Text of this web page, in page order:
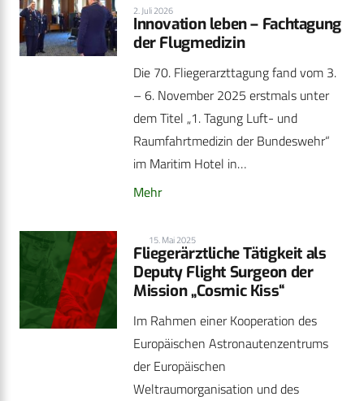
2. Juli 2026
Innovation leben – Fachtagung
der Flugmedizin
Die 70. Fliegerarzttagung fand vom 3.
– 6. November 2025 erstmals unter
dem Titel „1. Tagung Luft- und
Raumfahrtmedizin der Bundeswehr“
im Maritim Hotel in…
Mehr
15. Mai 2025
Fliegerärztliche Tätigkeit als
Deputy Flight Surgeon der
Mission „Cosmic Kiss“
Im Rahmen einer Kooperation des
Europäischen Astronautenzentrums
der Europäischen
Weltraumorganisation und des